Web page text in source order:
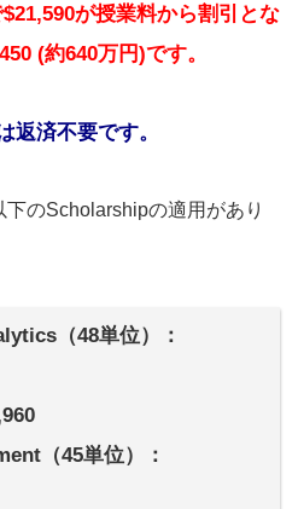
が授業料から割引とな
(約640万円)です。
返済不要です。
のScholarshipの適用があり
（48単位）：
（45単位）：